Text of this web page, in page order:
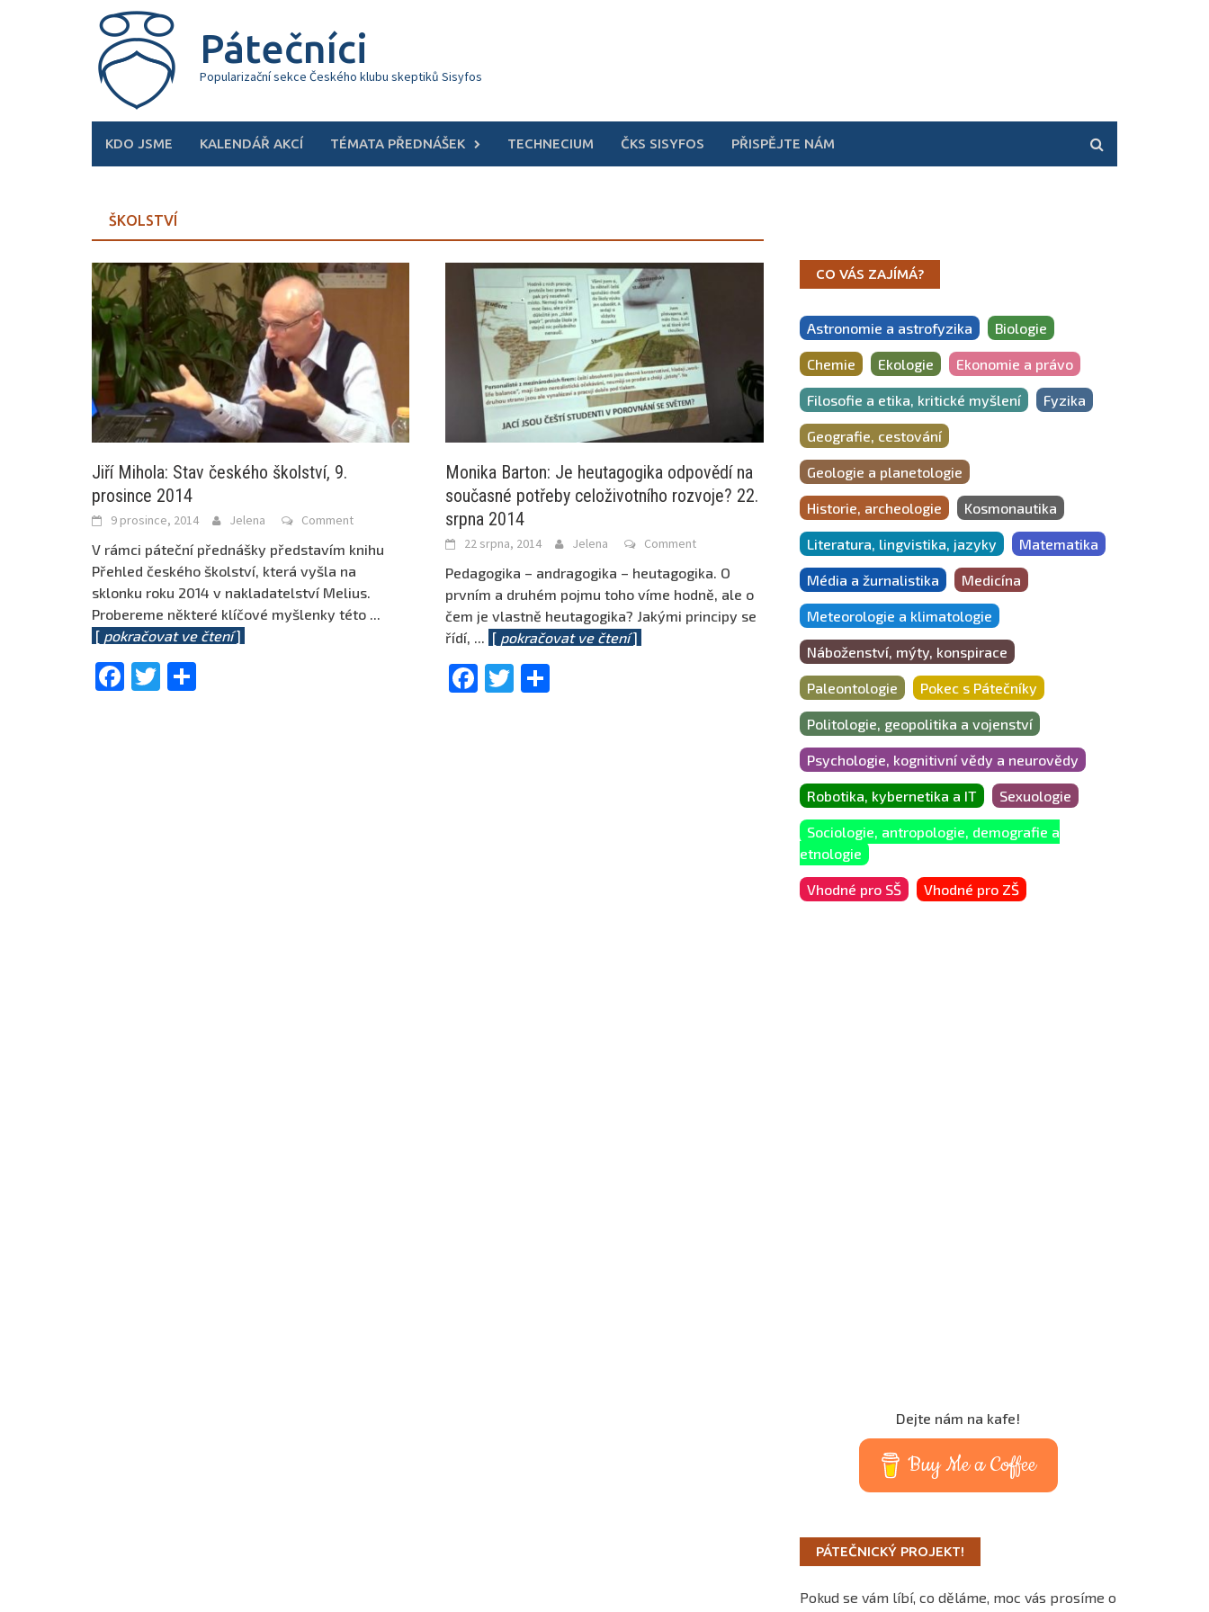
Pátečníci
Popularizační sekce Českého klubu skeptiků Sisyfos
KDO JSME KALENDÁŘ AKCÍ TÉMATA PŘEDNÁŠEK TECHNECIUM ČKS SISYFOS PŘISPĚJTE NÁM
ŠKOLSTVÍ
Jiří Mihola: Stav českého školství, 9.
prosince 2014
9 prosince, 2014 Jelena Comment
V rámci páteční přednášky představím knihu
Přehled českého školství, která vyšla na
sklonku roku 2014 v nakladatelství Melius.
Probereme některé klíčové myšlenky této ...
[ pokračovat ve čtení]
Facebook
Twitter
Monika Barton: Je heutagogika odpovědí na
současné potřeby celoživotního rozvoje? 22.
srpna 2014
22 srpna, 2014 Jelena Comment
Pedagogika – andragogika – heutagogika. O
prvním a druhém pojmu toho víme hodně, ale o
čem je vlastně heutagogika? Jakými principy se
řídí, ... [ pokračovat ve čtení]
Facebook
Twitter
CO VÁS ZAJÍMÁ?
Astronomie a astrofyzika Biologie
Chemie Ekologie Ekonomie a právo
Filosofie a etika, kritické myšlení Fyzika
Geografie, cestování
Geologie a planetologie
Historie, archeologie Kosmonautika
Literatura, lingvistika, jazyky Matematika
Média a žurnalistika Medicína
Meteorologie a klimatologie
Náboženství, mýty, konspirace
Paleontologie Pokec s Pátečníky
Politologie, geopolitika a vojenství
Psychologie, kognitivní vědy a neurovědy
Robotika, kybernetika a IT Sexuologie
Sociologie, antropologie, demografie a
etnologie
Vhodné pro SŠ Vhodné pro ZŠ
Dejte nám na kafe!
Buy Me a Coffee
PÁTEČNICKÝ PROJEKT!
Pokud se vám líbí, co děláme, moc vás prosíme o